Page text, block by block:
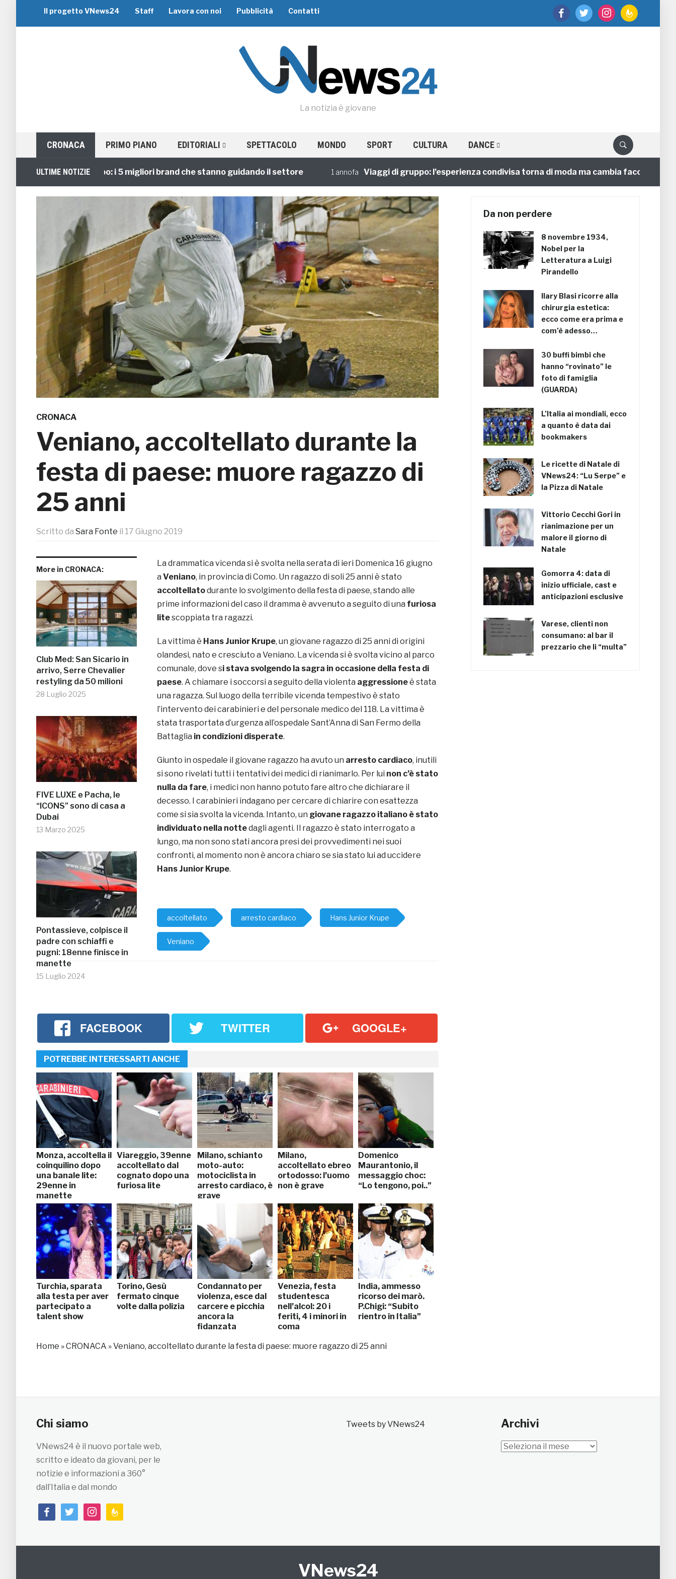
facebooktwitter instagramfeedburner
Il progetto VNews24 Staff Lavora con noi Pubblicità Contatti
La notizia è giovane
CRONACA PRIMO PIANO EDITORIALI SPETTACOLO MONDO SPORT CULTURA DANCE
ULTIME NOTIZIE
Viaggi di Gruppo: i 5 migliori brand che stanno guidando il settore 1 annofa Viaggi di gruppo: l’esperienza condivisa torna di moda ma cambia faccia
CRONACA
Veniano, accoltellato durante la
festa di paese: muore ragazzo di
25 anni
Scritto da Sara Fonte il 17 Giugno 2019
More in CRONACA:
Club Med: San Sicario in
arrivo, Serre Chevalier
restyling da 50 milioni
28 Luglio 2025
FIVE LUXE e Pacha, le
“ICONS” sono di casa a
Dubai
13 Marzo 2025
Pontassieve, colpisce il
padre con schiaffi e
pugni: 18enne finisce in
manette
15 Luglio 2024
La drammatica vicenda si è svolta nella serata di ieri Domenica 16 giugno
a Veniano, in provincia di Como. Un ragazzo di soli 25 anni è stato
accoltellatodurante lo svolgimento della festa di paese, stando alle
prime informazioni del caso il dramma è avvenuto a seguito di una furiosa
litescoppiata tra ragazzi.
La vittima è Hans Junior Krupe, un giovane ragazzo di 25 anni di origini
olandesi, nato e cresciuto a Veniano. La vicenda si è svolta vicino al parco
comunale, dove si stava svolgendo la sagra in occasione della festa di
paese. A chiamare i soccorsi a seguito della violenta aggressioneè stata
una ragazza. Sul luogo della terribile vicenda tempestivo è stato
l’intervento dei carabinieri e del personale medico del 118. La vittima è
stata trasportata d’urgenza all’ospedale Sant’Anna di San Fermo della
Battaglia in condizioni disperate.
Giunto in ospedale il giovane ragazzo ha avuto un arresto cardiaco, inutili
si sono rivelati tutti i tentativi dei medici di rianimarlo. Per lui non c’è stato
nulla da fare, i medici non hanno potuto fare altro che dichiarare il
decesso. I carabinieri indagano per cercare di chiarire con esattezza
come si sia svolta la vicenda. Intanto, un giovane ragazzo italiano è stato
individuato nella nottedagli agenti. Il ragazzo è stato interrogato a
lungo, ma non sono stati ancora presi dei provvedimenti nei suoi
confronti, al momento non è ancora chiaro se sia stato lui ad uccidere
Hans Junior Krupe.
accoltellato arresto cardiaco Hans Junior Krupe
Veniano
FACEBOOK TWITTER GOOGLE+
POTREBBE INTERESSARTI ANCHE
Monza, accoltella il
coinquilino dopo
una banale lite:
29enne in
manette
Viareggio, 39enne
accoltellato dal
cognato dopo una
furiosa lite
Milano, schianto
moto-auto:
motociclista in
arresto cardiaco, è
grave
Milano,
accoltellato ebreo
ortodosso: l’uomo
non è grave
Domenico
Maurantonio, il
messaggio choc:
“Lo tengono, poi..”
Turchia, sparata
alla testa per aver
partecipato a
talent show
Torino, Gesù
fermato cinque
volte dalla polizia
Condannato per
violenza, esce dal
carcere e picchia
ancora la
fidanzata
Venezia, festa
studentesca
nell’alcol: 20 i
feriti, 4 i minori in
coma
India, ammesso
ricorso dei marò.
P.Chigi: “Subito
rientro in Italia”
Home »CRONACA »Veniano, accoltellato durante la festa di paese: muore ragazzo di 25 anni
Da non perdere
8 novembre 1934,
Nobel per la
Letteratura a Luigi
Pirandello
Ilary Blasi ricorre alla
chirurgia estetica:
ecco come era prima e
com’è adesso…
30 buffi bimbi che
hanno “rovinato” le
foto di famiglia
(GUARDA)
L’Italia ai mondiali, ecco
a quanto è data dai
bookmakers
Le ricette di Natale di
VNews24: “Lu Serpe” e
la Pizza di Natale
Vittorio Cecchi Gori in
rianimazione per un
malore il giorno di
Natale
Gomorra 4: data di
inizio ufficiale, cast e
anticipazioni esclusive
Varese, clienti non
consumano: al bar il
prezzario che li “multa”
Chi siamo
VNews24 è il nuovo portale web,
scritto e ideato da giovani, per le
notizie e informazioni a 360°
dall’Italia e dal mondo
facebooktwitterinstagramfeedburner
Tweets by VNews24 Archivi
Archivi
VNews24